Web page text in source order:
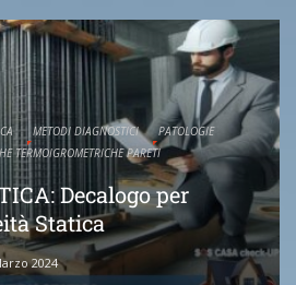
METODI DIAGNOSTICI
PATOLOGIE
TERMOIGROMETRICHE PARETI
Decalogo per
Statica
2024